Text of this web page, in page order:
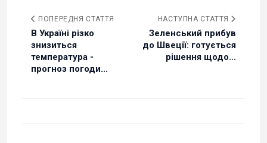
ПОПЕРЕДНЯ СТАТТЯ
В Україні різко
знизиться
температура -
прогноз погоди...
НАСТУПНА СТАТТЯ
Зеленський прибув
до Швеції: готується
рішення щодо...